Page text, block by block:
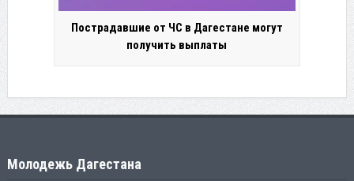
Пострадавшие от ЧС в Дагестане могут
получить выплаты
Молодежь Дагестана